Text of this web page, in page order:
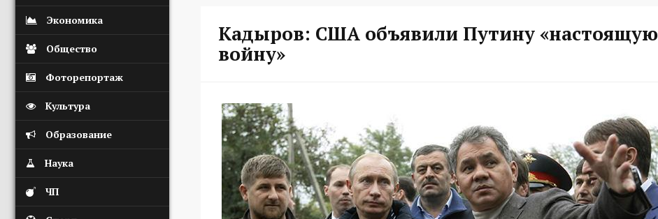
Экономика
Общество
Фоторепортаж
Культура
Образование
Наука
ЧП
Кадыров: США объявили Путину «настоящую
войну»